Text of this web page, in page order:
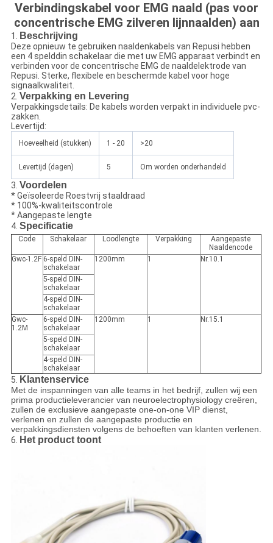
Verbindingskabel voor EMG naald (pas voor
concentrische EMG zilveren lijnnaalden) aan
1. Beschrijving
Deze opnieuw te gebruiken naaldenkabels van Repusi hebben
een 4 spelddin schakelaar die met uw EMG apparaat verbindt en
verbinden voor de concentrische EMG de naaldelektrode van
Repusi. Sterke, flexibele en beschermde kabel voor hoge
signaalkwaliteit.
2. Verpakking en Levering
Verpakkingsdetails: De kabels worden verpakt in individuele pvc-
zakken.
Levertijd:
Hoeveelheid (stukken) 1 - 20 >20
Levertijd (dagen) 5 Om worden onderhandeld
3. Voordelen
* Geïsoleerde Roestvrij staaldraad
* 100%-kwaliteitscontrole
* Aangepaste lengte
4. Specificatie
Code Schakelaar Loodlengte Verpakking
Aangepaste
Naaldencode
Gwc-1.2F 6-speld DIN-
schakelaar
1200mm 1 Nr.10.1
5-speld DIN-
schakelaar
4-speld DIN-
schakelaar
Gwc-
1.2M
6-speld DIN-
schakelaar
1200mm 1 Nr.15.1
5-speld DIN-
schakelaar
4-speld DIN-
schakelaar
5. Klantenservice
Met de inspanningen van alle teams in het bedrijf, zullen wij een
prima productieleverancier van neuroelectrophysiology creëren,
zullen de exclusieve aangepaste one-on-one VIP dienst,
verlenen en zullen de aangepaste productie en
verpakkingsdiensten volgens de behoeften van klanten verlenen.
6. Het product toont